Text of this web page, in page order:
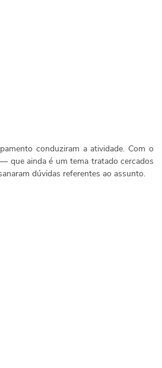
conduziram a atividade. Com o
que ainda é um tema tratado cercados
dúvidas referentes ao assunto.